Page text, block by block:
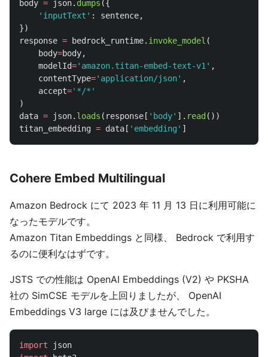
body = json. dumps ({
' inputText ' : sentence,
})
response = bedrock_runtime. invoke_model (
body=body,
modelId=' amazon.titan-embed-text-v1 ' ,
contentType=' application/json' ,
accept=' */* '
)
data = json. loads ( response [ ' body' ]. read ())
titan_embedding = data [ ' embedding ' ]
Cohere Embed Multilingual
Amazon Bedrock にて 2023 年 11 月 13 日に利用可能に
なったモデルです。
Amazon Titan Embeddings と同様、 Bedrock で利用す
るのに便利なはずです。
JSTS での性能は OpenAI Embeddings (V2) や PKSHA
社の SimCSE モデルを上回りましたが、 OpenAI
Embeddings V3 large には及びませんでした。
import
json